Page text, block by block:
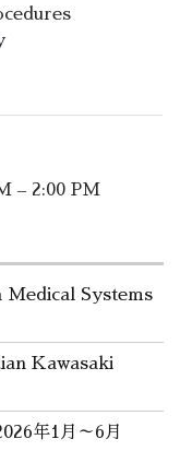
– 2:00 PM
Medical Systems
Kawasaki
年1月～6月